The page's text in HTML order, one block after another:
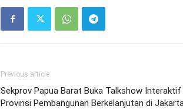
Previous article
Sekprov Papua Barat Buka Talkshow Interaktif
Provinsi Pembangunan Berkelanjutan di